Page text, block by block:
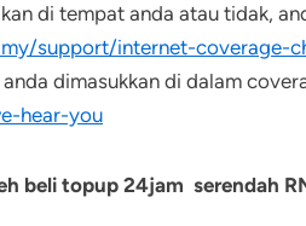
di tempat anda atau tidak,
support/internet-coverage-
dimasukkan di dalam
hear-you
beli topup 24jam serendah